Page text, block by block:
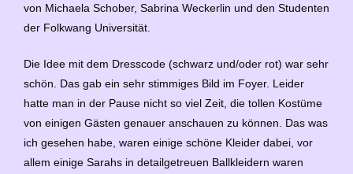
von Michaela Schober, Sabrina Weckerlin und den Studenten
der Folkwang Universität.
Die Idee mit dem Dresscode (schwarz und/oder rot) war sehr
schön. Das gab ein sehr stimmiges Bild im Foyer. Leider
hatte man in der Pause nicht so viel Zeit, die tollen Kostüme
von einigen Gästen genauer anschauen zu können. Das was
ich gesehen habe, waren einige schöne Kleider dabei, vor
allem einige Sarahs in detailgetreuen Ballkleidern waren